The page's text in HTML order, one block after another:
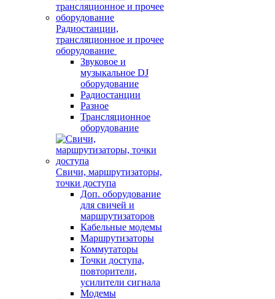
Радиостанции,
трансляционное и прочее
оборудование
Звуковое и
музыкальное DJ
оборудование
Радиостанции
Разное
Трансляционное
оборудование
Свичи, маршрутизаторы,
точки доступа
Доп. оборудование
для свичей и
маршрутизаторов
Кабельные модемы
Маршрутизаторы
Коммутаторы
Точки доступа,
повторители,
усилители сигнала
Модемы